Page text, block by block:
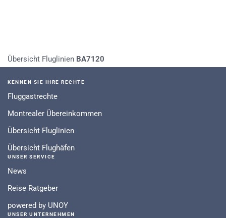
Übersicht Fluglinien BA7120
KENNEN SIE IHRE RECHTE
Fluggastrechte
Montrealer Übereinkommen
Übersicht Fluglinien
Übersicht Flughäfen
UNSER SERVICE
News
Reise Ratgeber
powered by UNOY
UNSER UNTERNEHMEN